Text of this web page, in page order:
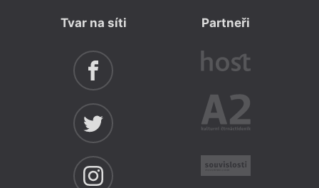
Tvar na síti Partneři